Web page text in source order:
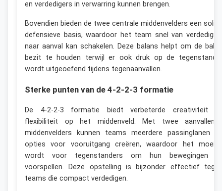
en verdedigers in verwarring kunnen brengen.
Bovendien bieden de twee centrale middenvelders een
defensieve basis, waardoor het team snel van
naar aanval kan schakelen. Deze balans helpt om de bal
bezit te houden terwijl er ook druk op de
wordt uitgeoefend tijdens tegenaanvallen.
Sterke punten van de 4-2-2-3 formatie
De 4-2-2-3 formatie biedt verbeterde creativiteit
flexibiliteit op het middenveld. Met twee
middenvelders kunnen teams meerdere passinglanen
opties voor vooruitgang creëren, waardoor het
wordt voor tegenstanders om hun bewegingen
voorspellen. Deze opstelling is bijzonder effectief
teams die compact verdedigen.